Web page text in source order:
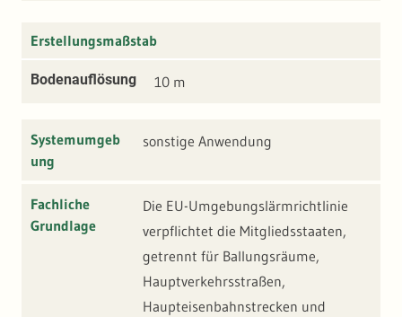
Erstellungsmaßstab
Bodenauflösung 10 m
Systemumgeb
ung
sonstige Anwendung
Fachliche
Grundlage
Die EU-Umgebungslärmrichtlinie
verpflichtet die Mitgliedsstaaten,
getrennt für Ballungsräume,
Hauptverkehrsstraßen,
Haupteisenbahnstrecken und